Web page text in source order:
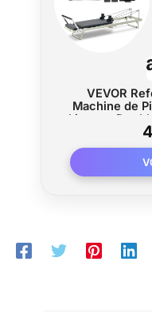
VEVOR
Machine de
Lit avec
Cordon,
Utilisateurs